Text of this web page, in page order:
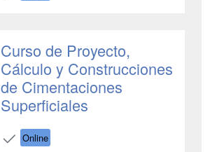
Curso de Proyecto,
Cálculo y Construcciones
de Cimentaciones
Superficiales
Online